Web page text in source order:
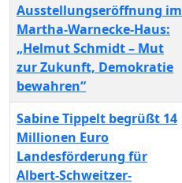
Ausstellungseröffnung im
Martha-Warnecke-Haus:
„Helmut Schmidt – Mut
zur Zukunft, Demokratie
bewahren“
Sabine Tippelt begrüßt 14
Millionen Euro
Landesförderung für
Albert-Schweitzer-